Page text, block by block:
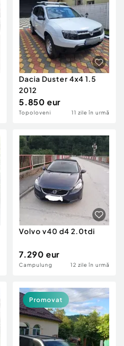
Dacia Duster 4x4 1.5
2012
5.850 eur
Topoloveni 11 zile în urmă
Volvo v40 d4 2.0tdi
7.290 eur
Campulung 12 zile în urmă
Promovat